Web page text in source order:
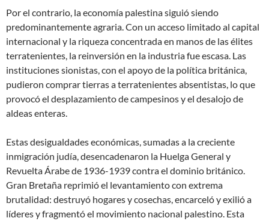
Por el contrario, la economía palestina siguió siendo
predominantemente agraria. Con un acceso limitado al capital
internacional y la riqueza concentrada en manos de las élites
terratenientes, la reinversión en la industria fue escasa. Las
instituciones sionistas, con el apoyo de la política británica,
pudieron comprar tierras a terratenientes absentistas, lo que
provocó el desplazamiento de campesinos y el desalojo de
aldeas enteras.
Estas desigualdades económicas, sumadas a la creciente
inmigración judía, desencadenaron la Huelga General y
Revuelta Árabe de 1936-1939 contra el dominio británico.
Gran Bretaña reprimió el levantamiento con extrema
brutalidad: destruyó hogares y cosechas, encarceló y exilió a
líderes y fragmentó el movimiento nacional palestino. Esta